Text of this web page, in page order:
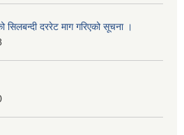
सिलबन्दी दररेट माग गरिएको सूचना ।